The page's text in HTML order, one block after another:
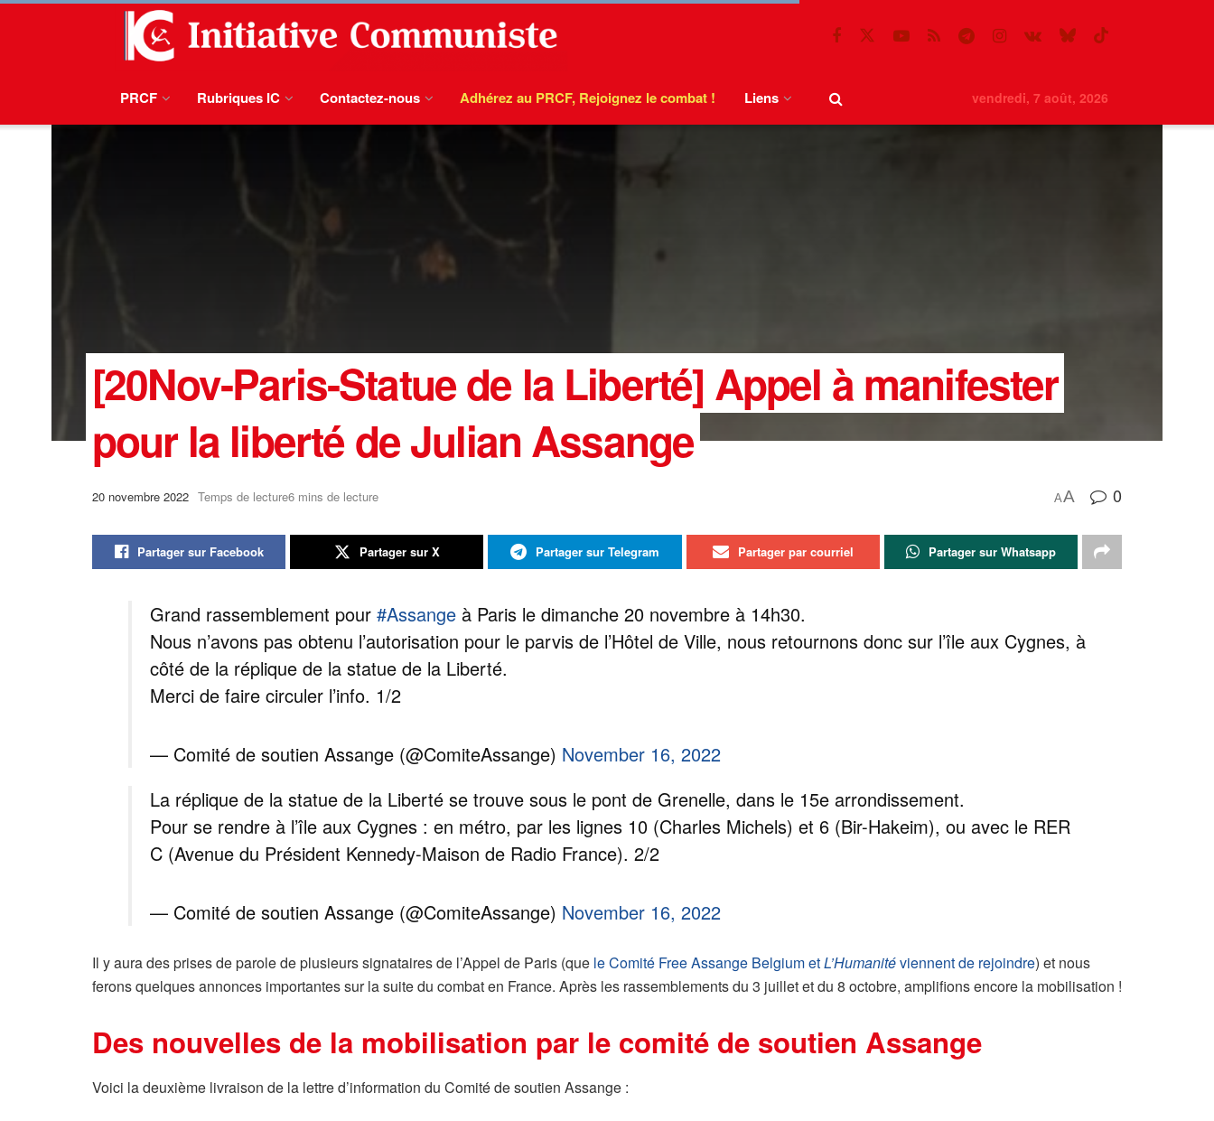
PRCF Rubriques IC Contactez-nous Adhérez au PRCF, Rejoignez le combat ! Liens vendredi, 7 août, 2026
[20Nov-Paris-Statue de la Liberté] Appel à manifester
pour la liberté de Julian Assange
20 novembre 2022 Temps de lecture6 mins de lecture AA 0
Partager sur Facebook Partager sur X Partager sur Telegram Partager par courriel Partager sur Whatsapp
Grand rassemblement pour #Assange à Paris le dimanche 20 novembre à 14h30.
Nous n’avons pas obtenu l’autorisation pour le parvis de l’Hôtel de Ville, nous retournons donc sur l’île aux Cygnes, à
côté de la réplique de la statue de la Liberté.
Merci de faire circuler l’info. 1/2
— Comité de soutien Assange (@ComiteAssange) November 16, 2022
La réplique de la statue de la Liberté se trouve sous le pont de Grenelle, dans le 15e arrondissement.
Pour se rendre à l’île aux Cygnes : en métro, par les lignes 10 (Charles Michels) et 6 (Bir-Hakeim), ou avec le RER
C (Avenue du Président Kennedy-Maison de Radio France). 2/2
— Comité de soutien Assange (@ComiteAssange) November 16, 2022
Il y aura des prises de parole de plusieurs signataires de l’Appel de Paris (que le Comité Free Assange Belgium etL’Humanitéviennent de rejoindre) et nous
ferons quelques annonces importantes sur la suite du combat en France. Après les rassemblements du 3 juillet et du 8 octobre, amplifions encore la mobilisation !
Des nouvelles de la mobilisation par le comité de soutien Assange
Voici la deuxième livraison de la lettre d’information du Comité de soutien Assange :